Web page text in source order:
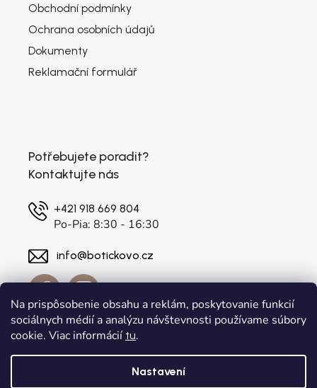
Na prispôsobenie obsahu a reklám, poskytovanie funkcií
sociálnych médií a analýzu návštevnosti používame súbory
cookie. Viac informácií tu.
Nastavení
Obchodní podmínky
Ochrana osobních údajů
Dokumenty
Reklamační formulář
Potřebujete poradit?
Kontaktujte nás
+421 918 669 804
Po-Pia: 8:30 - 16:30
info@botickovo.cz